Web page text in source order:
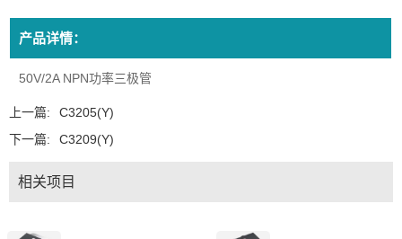
产品详情：
50V/2A NPN功率三极管
上一篇:
C3205(Y)
下一篇:
C3209(Y)
相关项目